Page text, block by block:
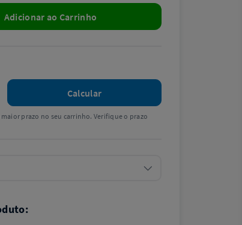
Adicionar ao Carrinho
Calcular
prazo no seu carrinho. Verifique o prazo